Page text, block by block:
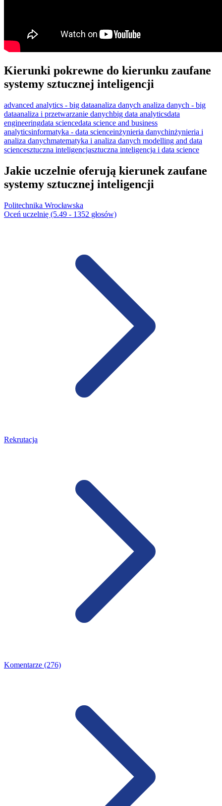
Kierunki pokrewne do kierunku zaufane
systemy sztucznej inteligencji
advanced analytics - big dataanaliza danych analiza danych - big
dataanaliza i przetwarzanie danychbig data analyticsdata
engineeringdata sciencedata science and business
analyticsinformatyka - data scienceinżynieria danychinżynieria i
analiza danychmatematyka i analiza danych modelling and data
sciencesztuczna inteligencjasztuczna inteligencja i data science
Jakie uczelnie oferują kierunek zaufane
systemy sztucznej inteligencji
Politechnika Wrocławska
Oceń uczelnię (5.49 - 1352 głosów)
Rekrutacja
Komentarze (276)